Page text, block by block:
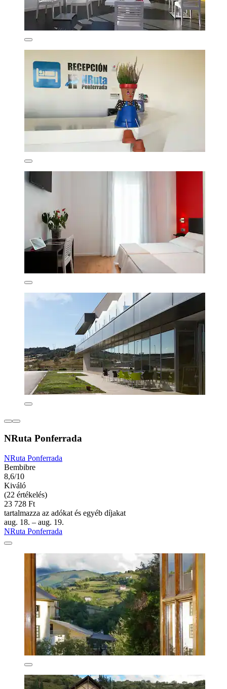
NRuta Ponferrada
NRuta Ponferrada
Bembibre
8,6/10
Kiváló
(22 értékelés)
23 728 Ft
tartalmazza az adókat és egyéb díjakat
aug. 18. – aug. 19.
NRuta Ponferrada